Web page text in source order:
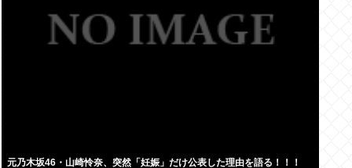
元乃木坂46・山崎怜奈、突然「妊娠」だけ公表した理由を語る！！！